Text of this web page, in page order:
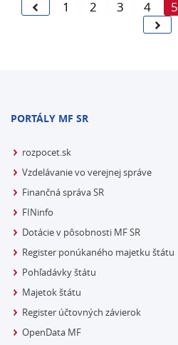
1 2 3 4 5
PORTÁLY MF SR
rozpocet.sk
Vzdelávanie vo verejnej správe
Finančná správa SR
FINinfo
Dotácie v pôsobnosti MF SR
Register ponúkaného majetku štátu
Pohľadávky štátu
Majetok štátu
Register účtovných závierok
OpenData MF